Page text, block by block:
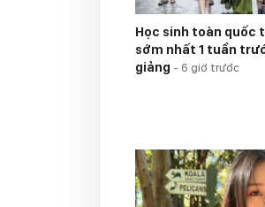
Học sinh toàn quốc
sớm nhất 1 tuần
giảng - 6 giờ trước